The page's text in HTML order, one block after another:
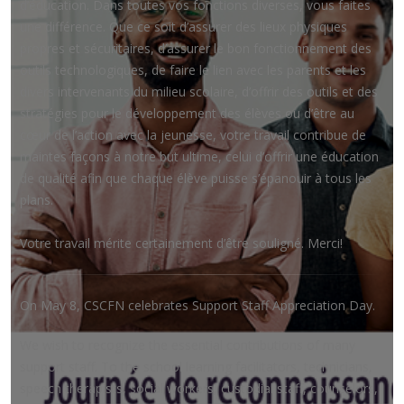
d’éducation. Dans toutes vos fonctions diverses, vous faites
une différence. Que ce soit d’assurer des lieux physiques
propres et sécuritaires, d’assurer le bon fonctionnement des
outils technologiques, de faire le lien avec les parents et les
divers intervenants du milieu scolaire, d’offrir des outils et des
stratégies pour le développement des élèves ou d’être au
cœur de l’action avec la jeunesse, votre travail contribue de
maintes façons à notre but ultime, celui d’offrir une éducation
de qualité afin que chaque élève puisse s’épanouir à tous les
plans.
Votre travail mérite certainement d’être souligné. Merci!
On May 8, CSCFN celebrates Support Staff Appreciation Day.
support staff. To the school learning facilitators, technicians,
speech therapists, social workers, custodial staff, counselors,